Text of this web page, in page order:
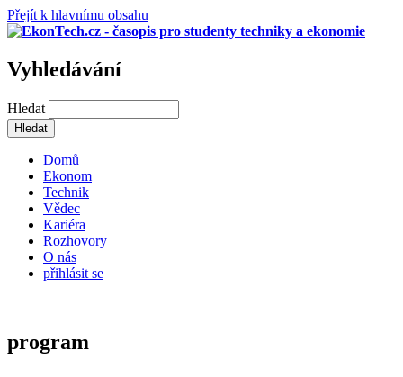
Přejít k hlavnímu obsahu
Vyhledávání
Hledat
Domů
Ekonom
Technik
Vědec
Kariéra
Rozhovory
O nás
přihlásit se
program